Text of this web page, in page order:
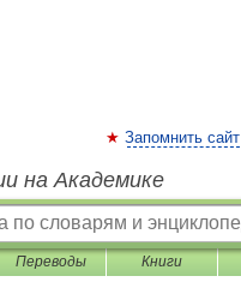
Запомнить сайт
на Академике
Переводы Книги